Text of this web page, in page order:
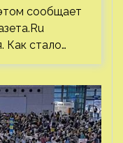
сообщает
Как стало…